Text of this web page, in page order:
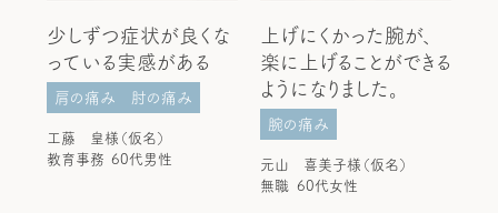
少しずつ症状が良くな
っている実感がある
肩の痛み 肘の痛み
工藤 皇様（仮名）
教育事務 60代男性
上げにくかった腕が、
楽に上げることができる
ようになりました。
腕の痛み
元山 喜美子様（仮名）
無職
60代女性